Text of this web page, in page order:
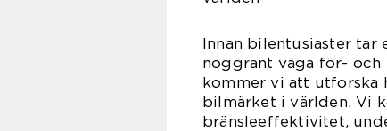
Innan bilentusiaster
noggrant väga för- och
kommer vi att utforska
bilmärket i världen. Vi
bränsleeffektivitet,